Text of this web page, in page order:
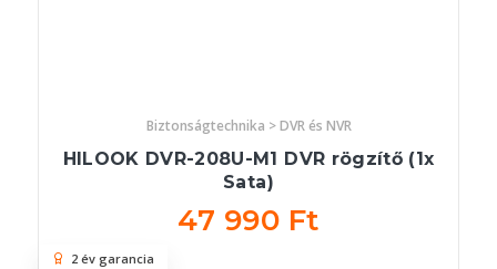
Biztonságtechnika > DVR és NVR
HILOOK DVR-208U-M1 DVR rögzítő (1x
Sata)
47 990 Ft
2 év garancia